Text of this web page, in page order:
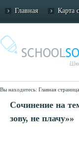
Главная Карта
Вы находитесь: Главная страница
Сочинение на
зову, не плачу»»